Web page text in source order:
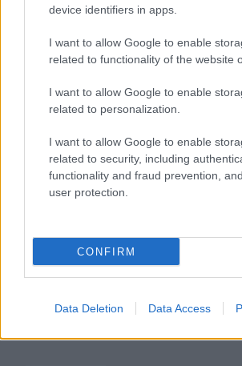
device identifiers in apps.
I want to allow Google to enable
related to functionality of the website
I want to allow Google to enable
related to personalization.
I want to allow Google to enable
related to security, including
functionality and fraud prevention,
user protection.
CONFIRM
Data Deletion Data Access
Δροσερό ρόφημα με
Αρακάς με κοτόπουλο
χορταστικό μαγειρευτό
DIY minimal αλλαγές στο
διαφορά